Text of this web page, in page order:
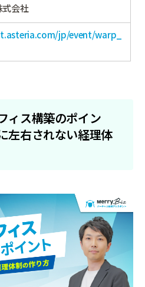
式会社
jp/event/warp_
ィス構築のポイン
左右されない経理体